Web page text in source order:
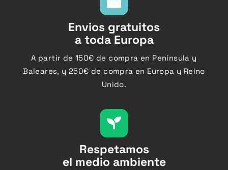
Envios gratuitos
a toda Europa
A partir de 150€ de compra en Península y
Baleares, y 250€ de compra en Europa y Reino
Unido.
Respetamos
el medio ambiente